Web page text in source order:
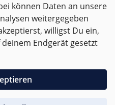
zzgl.Versandkosten
wenn nicht anders
ab 50,- EUR
können Daten an unsere
weitergegeben
willigst Du ein,
Endgerät gesetzt